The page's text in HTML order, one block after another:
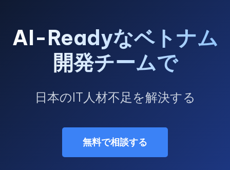
AI-Readyなベトナム
開発チームで
日本のIT人材不足を解決する
無料で相談する